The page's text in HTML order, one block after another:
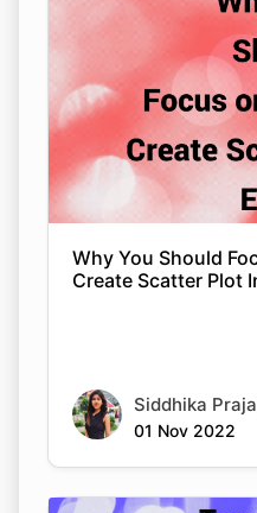
Why You Should
Create Scatter Plot
Siddhika
01 Nov 2022